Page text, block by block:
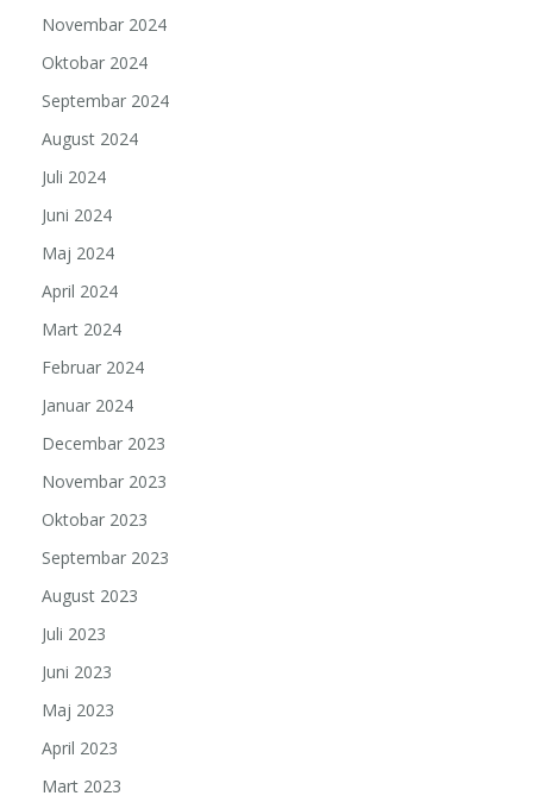
Novembar 2024
Oktobar 2024
Septembar 2024
August 2024
Juli 2024
Juni 2024
Maj 2024
April 2024
Mart 2024
Februar 2024
Januar 2024
Decembar 2023
Novembar 2023
Oktobar 2023
Septembar 2023
August 2023
Juli 2023
Juni 2023
Maj 2023
April 2023
Mart 2023